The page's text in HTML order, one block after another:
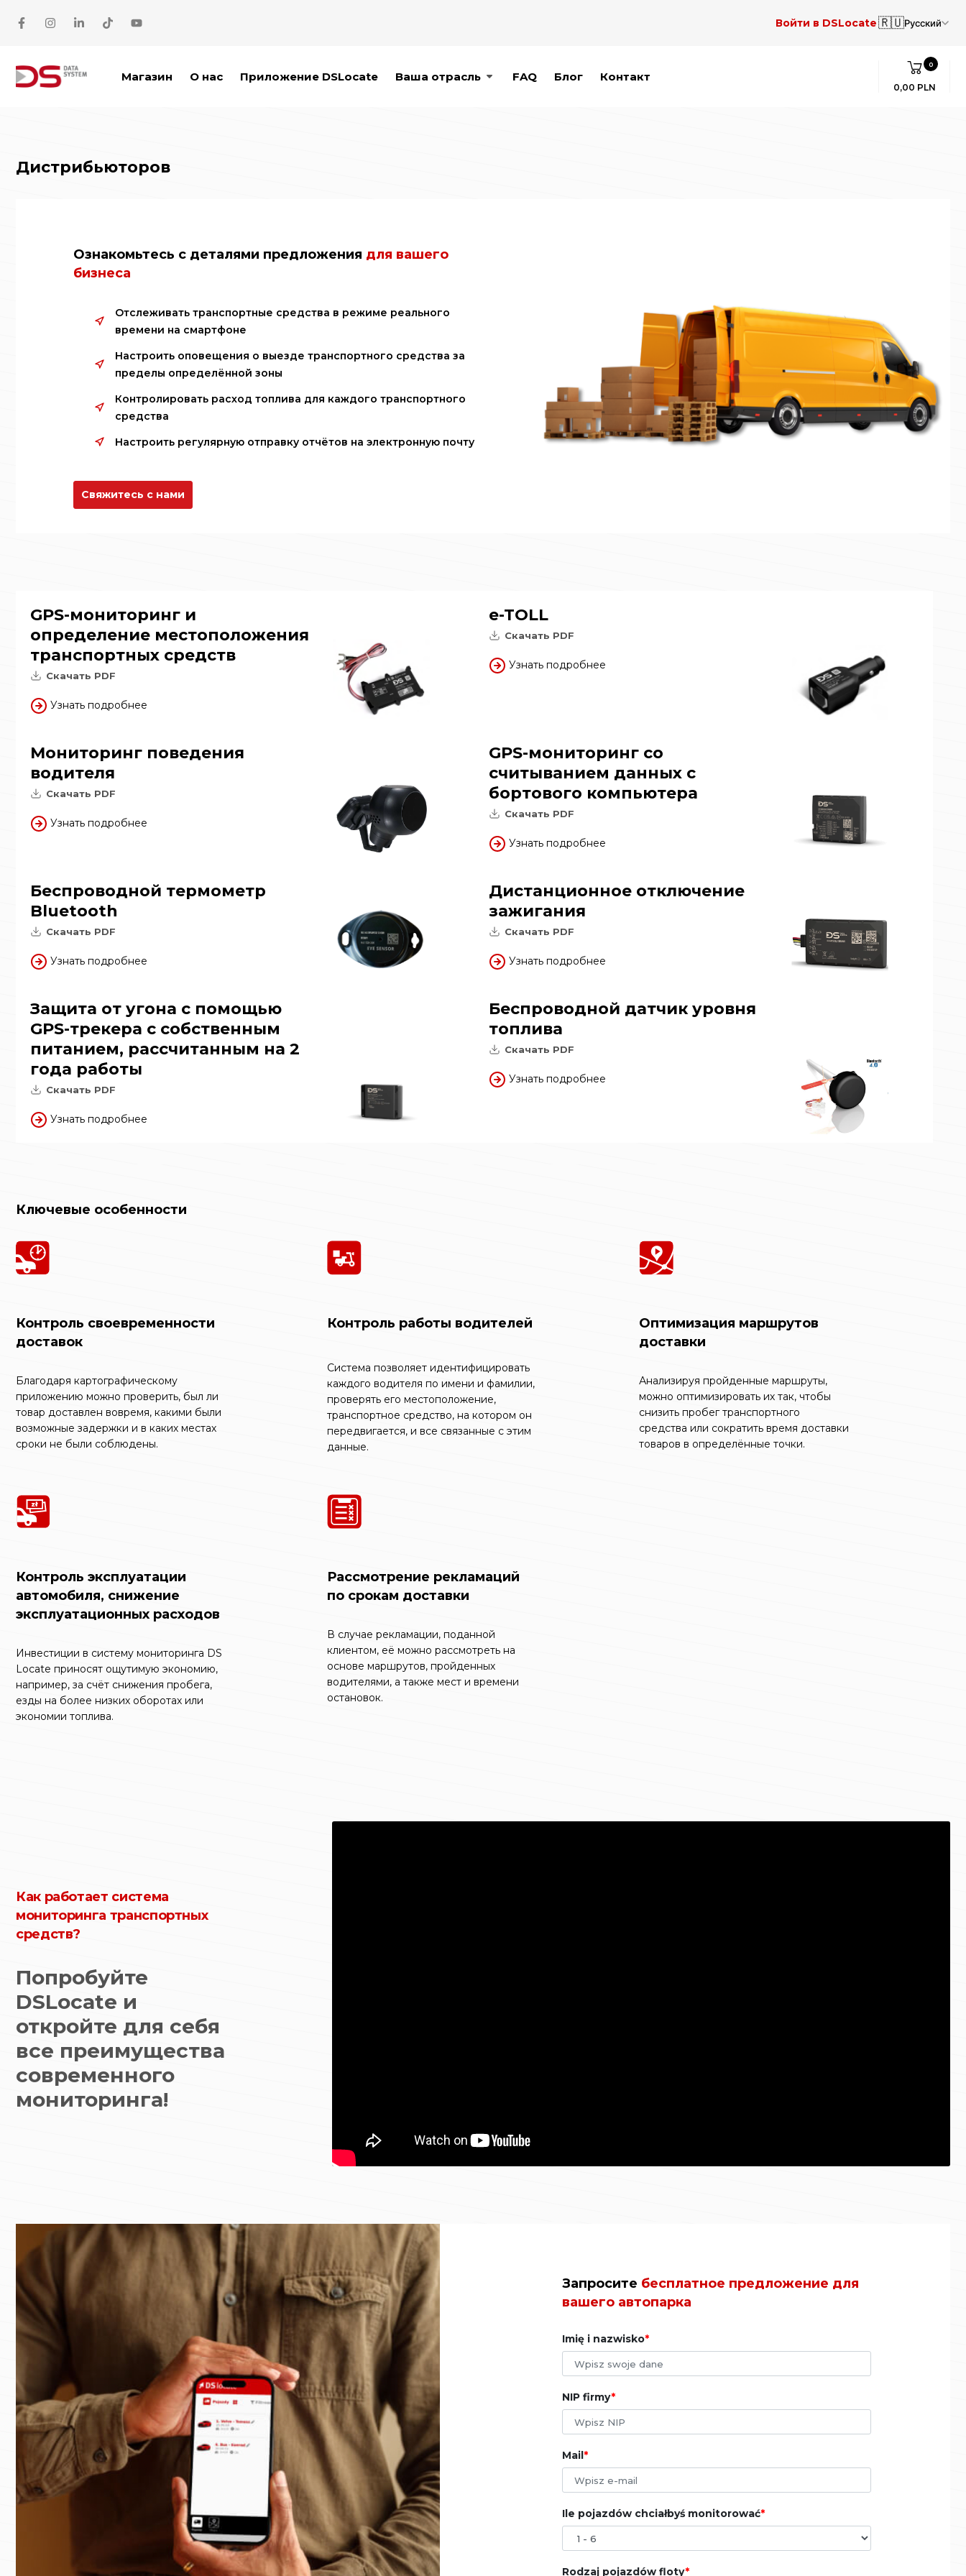
Войти в DSLocate🇷🇺Русский
Магазин О нас Приложение DSLocate Ваша отрасль FAQ Блог Контакт
0
0,00 PLN
Дистрибьюторов
Ознакомьтесь с деталями предложения для вашего
бизнеса
Отслеживать транспортные средства в режиме реального
времени на смартфоне
Настроить оповещения о выезде транспортного средства за
пределы определённой зоны
Контролировать расход топлива для каждого транспортного
средства
Настроить регулярную отправку отчётов на электронную почту
Свяжитесь с нами
GPS-мониторинг и
определение местоположения
транспортных средств
Скачать PDF
Узнать подробнее
e-TOLL
Скачать PDF
Узнать подробнее
Мониторинг поведения
водителя
Скачать PDF
Узнать подробнее
GPS-мониторинг со
считыванием данных с
бортового компьютера
Скачать PDF
Узнать подробнее
Беспроводной термометр
Bluetooth
Скачать PDF
Узнать подробнее
Дистанционное отключение
зажигания
Скачать PDF
Узнать подробнее
Защита от угона с помощью
GPS-трекера с собственным
питанием, рассчитанным на 2
года работы
Скачать PDF
Узнать подробнее
Беспроводной датчик уровня
топлива
Скачать PDF
Узнать подробнее
Ключевые особенности
Контроль своевременности
доставок
Благодаря картографическому
приложению можно проверить, был ли
товар доставлен вовремя, какими были
возможные задержки и в каких местах
сроки не были соблюдены.
Контроль работы водителей
Система позволяет идентифицировать
каждого водителя по имени и фамилии,
проверять его местоположение,
транспортное средство, на котором он
передвигается, и все связанные с этим
данные.
Оптимизация маршрутов
доставки
Анализируя пройденные маршруты,
можно оптимизировать их так, чтобы
снизить пробег транспортного
средства или сократить время доставки
товаров в определённые точки.
Контроль эксплуатации
автомобиля, снижение
эксплуатационных расходов
Инвестиции в систему мониторинга DS
Locate приносят ощутимую экономию,
например, за счёт снижения пробега,
езды на более низких оборотах или
экономии топлива.
Рассмотрение рекламаций
по срокам доставки
В случае рекламации, поданной
клиентом, её можно рассмотреть на
основе маршрутов, пройденных
водителями, а также мест и времени
остановок.
Как работает система
мониторинга транспортных
средств?
Попробуйте
DSLocate и
откройте для себя
все преимущества
современного
мониторинга!
Запросите бесплатное предложение для
вашего автопарка
Imię i nazwisko
NIP firmy
Mail
Ile pojazdów chciałbyś monitorować
Rodzaj pojazdów floty